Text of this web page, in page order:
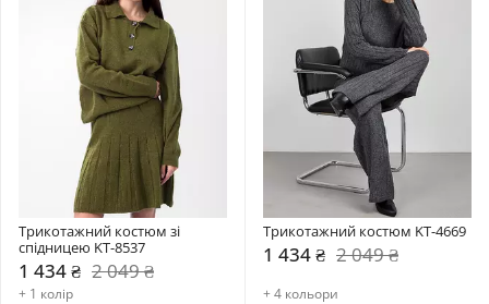
Трикотажний костюм зі
спідницею KT-8537
1 434 ₴ 2 049 ₴
+ 1 колір
Трикотажний костюм KT-4669
1 434 ₴ 2 049 ₴
+ 4 кольори